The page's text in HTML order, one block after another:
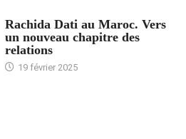
Rachida Dati au Maroc. Vers
un nouveau chapitre des
relations
19 février 2025